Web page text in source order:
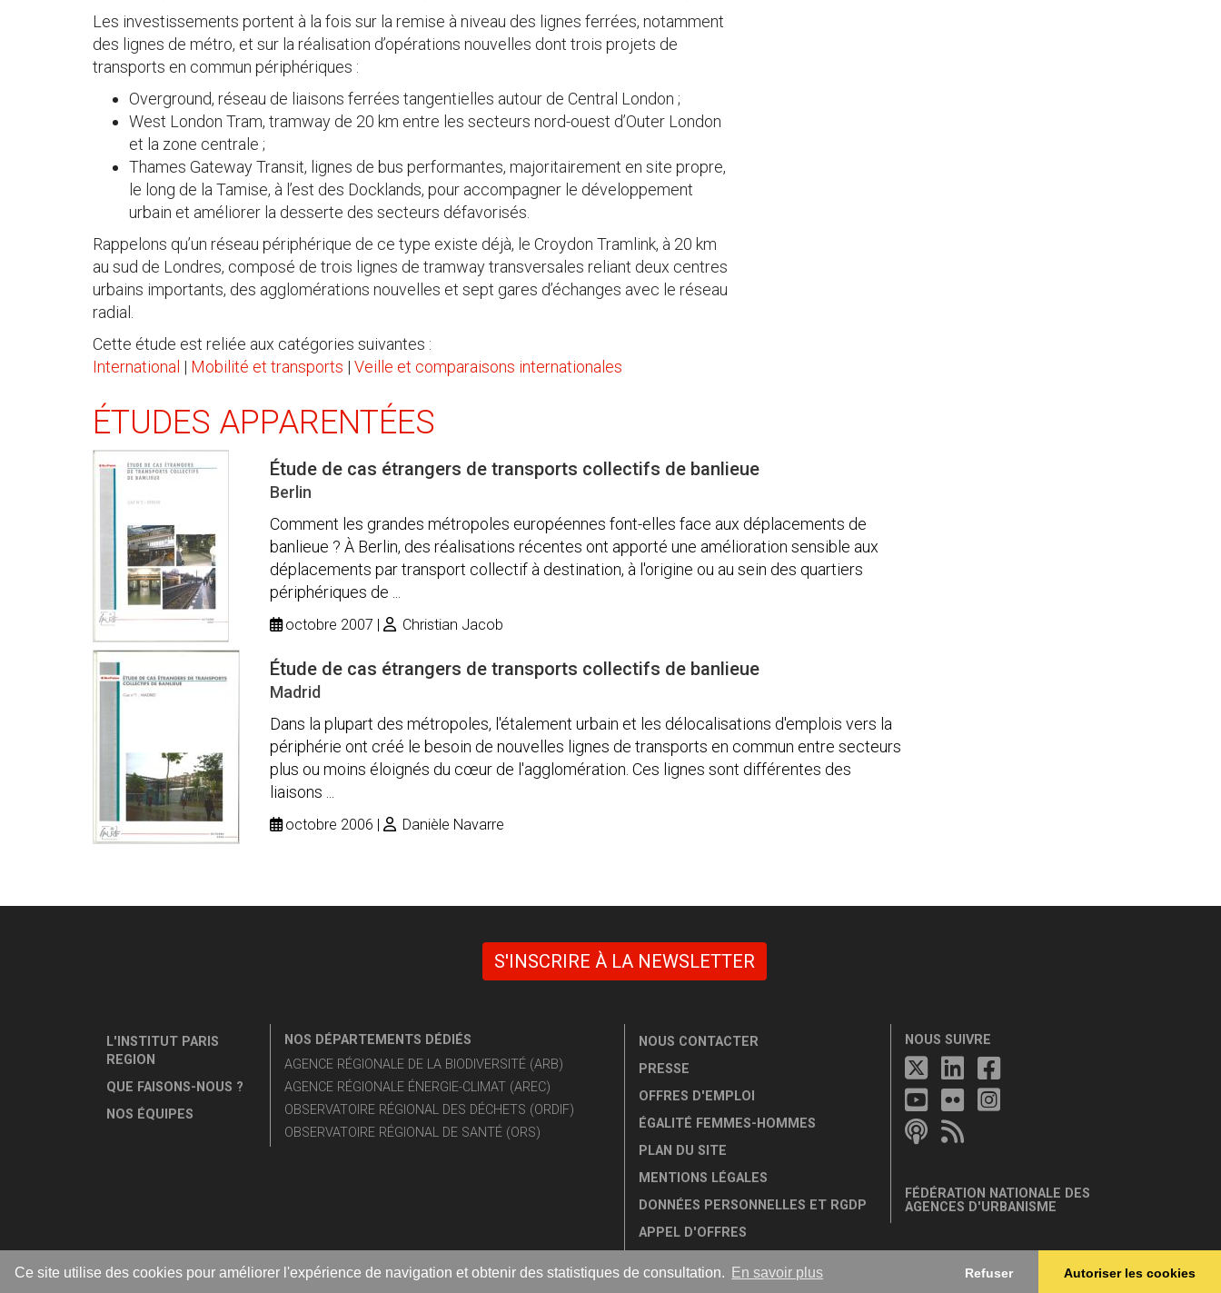
Ce site utilise des cookies pour améliorer l'expérience de navigation et obtenir des statistiques de consultation. En savoir plus Refuser Autoriser les cookies
Les investissements portent à la fois sur la remise à niveau des lignes ferrées, notamment
des lignes de métro, et sur la réalisation d’opérations nouvelles dont trois projets de
transports en commun périphériques :
Overground, réseau de liaisons ferrées tangentielles autour de Central London ;
West London Tram, tramway de 20 km entre les secteurs nord-ouest d’Outer London
et la zone centrale ;
Thames Gateway Transit, lignes de bus performantes, majoritairement en site propre,
le long de la Tamise, à l’est des Docklands, pour accompagner le développement
urbain et améliorer la desserte des secteurs défavorisés.
Rappelons qu’un réseau périphérique de ce type existe déjà, le Croydon Tramlink, à 20 km
au sud de Londres, composé de trois lignes de tramway transversales reliant deux centres
urbains importants, des agglomérations nouvelles et sept gares d’échanges avec le réseau
radial.
Cette étude est reliée aux catégories suivantes :
International | Mobilité et transports | Veille et comparaisons internationales
ÉTUDES APPARENTÉES
Étude de cas étrangers de transports collectifs de banlieue
Berlin
Comment les grandes métropoles européennes font-elles face aux déplacements de
banlieue ? À Berlin, des réalisations récentes ont apporté une amélioration sensible aux
déplacements par transport collectif à destination, à l'origine ou au sein des quartiers
périphériques de ...
octobre 2007 Christian Jacob
Étude de cas étrangers de transports collectifs de banlieue
Madrid
Dans la plupart des métropoles, l'étalement urbain et les délocalisations d'emplois vers la
périphérie ont créé le besoin de nouvelles lignes de transports en commun entre secteurs
plus ou moins éloignés du cœur de l'agglomération. Ces lignes sont différentes des
liaisons ...
octobre 2006 Danièle Navarre
S'INSCRIRE À LA NEWSLETTER
L'INSTITUT PARIS
REGION
QUE FAISONS-NOUS ?
NOS ÉQUIPES
NOS DÉPARTEMENTS DÉDIÉS
AGENCE RÉGIONALE DE LA BIODIVERSITÉ (ARB)
AGENCE RÉGIONALE ÉNERGIE-CLIMAT (AREC)
OBSERVATOIRE RÉGIONAL DES DÉCHETS (ORDIF)
OBSERVATOIRE RÉGIONAL DE SANTÉ (ORS)
NOUS CONTACTER
PRESSE
OFFRES D'EMPLOI
ÉGALITÉ FEMMES-HOMMES
PLAN DU SITE
MENTIONS LÉGALES
DONNÉES PERSONNELLES ET RGDP
APPEL D'OFFRES
NOUS SUIVRE
FÉDÉRATION NATIONALE DES
AGENCES D'URBANISME
©2026 L'INSTITUT PARIS REGION